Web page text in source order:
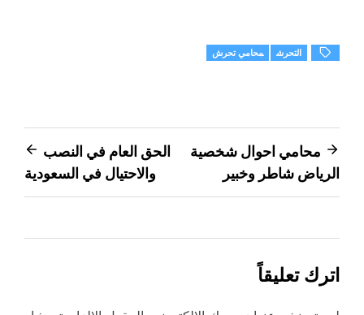
التحرش محامي تحرش
تصفّح
المقالات
محامي احوال شخصية
الرياض شاطر وخبير
الحق العام في النصب
والاحتيال في السعودية
اترك تعليقاً